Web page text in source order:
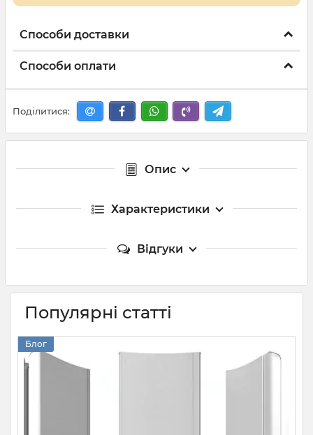
Способи доставки
Способи оплати
Поділитися:
Опис
Характеристики
Відгуки
Популярні статті
Блог